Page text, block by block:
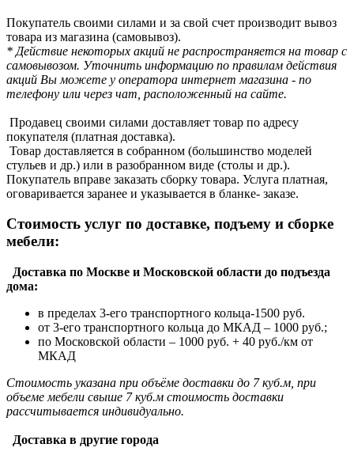
Покупатель своими силами и за свой счет производит вывоз
товара из магазина (самовывоз).
* Действие некоторых акций не распространяется на товар с
самовывозом. Уточнить информацию по правилам действия
акций Вы можете у оператора интернет магазина - по
телефону или через чат, расположенный на сайте.
Продавец своими силами доставляет товар по адресу
покупателя (платная доставка).
Товар доставляется в собранном (большинство моделей
стульев и др.) или в разобранном виде (столы и др.).
Покупатель вправе заказать сборку товара. Услуга платная,
оговаривается заранее и указывается в бланке- заказе.
Стоимость услуг по доставке, подъему и сборке
мебели:
Доставка по Москве и Московской области до подъезда
дома:
в пределах 3-его транспортного кольца-1500 руб.
от 3-его транспортного кольца до МКАД – 1000 руб.;
по Московской области – 1000 руб. + 40 руб./км от
МКАД
Стоимость указана при объёме доставки до 7 куб.м, при
объеме мебели свыше 7 куб.м стоимость доставки
рассчитывается индивидуально.
Доставка в другие города